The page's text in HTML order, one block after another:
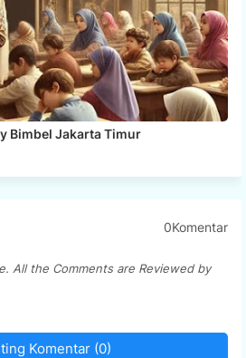
Bimbel Jakarta Timur
0Komentar
All the Comments are Reviewed by
Komentar (0)